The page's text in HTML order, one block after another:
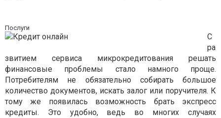
Послуги
С
ра
звитием сервиса микрокредитования решать
финансовые проблемы стало намного проще.
Потребителям не обязательно собирать большое
количество документов, искать залог или поручителя. К
тому же появилась возможность брать экспресс
кредиты. Это удобно, ведь во многих случаях